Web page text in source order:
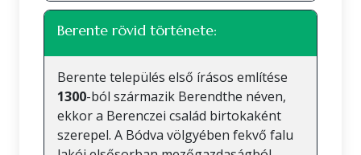
Berente rövid története:
Berente település első írásos említése
1300-ból származik Berendthe néven,
ekkor a Berenczei család birtokaként
szerepel. A Bódva völgyében fekvő falu